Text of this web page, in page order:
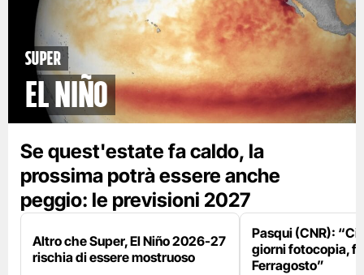
Super
El Niño
Se quest'estate fa caldo, la
prossima potrà essere anche
peggio: le previsioni 2027
Altro che Super, El Niño 2026-27
rischia di essere mostruoso
Pasqui (CNR):
giorni fotocopia,
Ferragosto”